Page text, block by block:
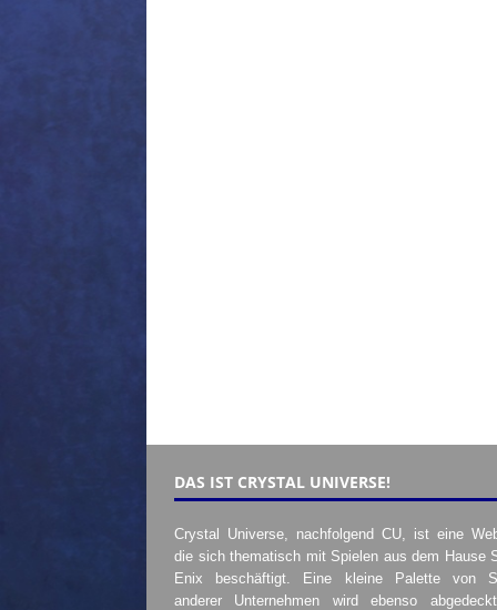
DAS IST CRYSTAL UNIVERSE!
Crystal Universe, nachfolgend CU, ist eine
die sich thematisch mit Spielen aus dem Hause
Enix beschäftigt. Eine kleine Palette von
anderer Unternehmen wird ebenso